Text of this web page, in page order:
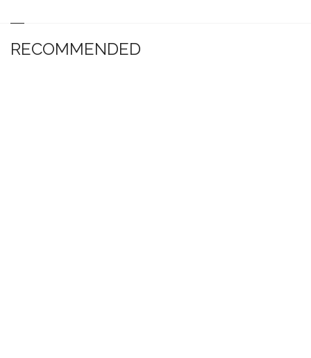
RECOMMENDED